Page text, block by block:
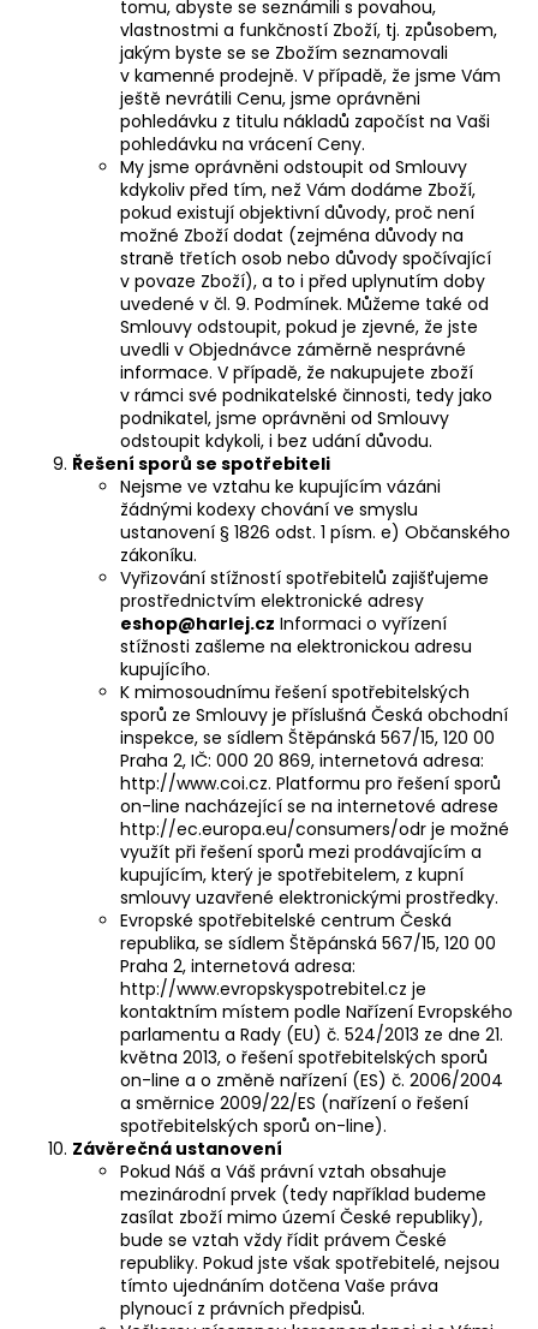
tomu, abyste se seznámili s povahou,
vlastnostmi a funkčností Zboží, tj. způsobem,
jakým byste se se Zbožím seznamovali
v kamenné prodejně. V případě, že jsme Vám
ještě nevrátili Cenu, jsme oprávněni
pohledávku z titulu nákladů započíst na Vaši
pohledávku na vrácení Ceny.
My jsme oprávněni odstoupit od Smlouvy
kdykoliv před tím, než Vám dodáme Zboží,
pokud existují objektivní důvody, proč není
možné Zboží dodat (zejména důvody na
straně třetích osob nebo důvody spočívající
v povaze Zboží), a to i před uplynutím doby
uvedené v čl. 9. Podmínek. Můžeme také od
Smlouvy odstoupit, pokud je zjevné, že jste
uvedli v Objednávce záměrně nesprávné
informace. V případě, že nakupujete zboží
v rámci své podnikatelské činnosti, tedy jako
podnikatel, jsme oprávněni od Smlouvy
odstoupit kdykoli, i bez udání důvodu.
Řešení sporů se spotřebiteli
Nejsme ve vztahu ke kupujícím vázáni
žádnými kodexy chování ve smyslu
ustanovení § 1826 odst. 1 písm. e) Občanského
zákoníku.
Vyřizování stížností spotřebitelů zajišťujeme
prostřednictvím elektronické adresy
eshop@harlej.cz Informaci o vyřízení
stížnosti zašleme na elektronickou adresu
kupujícího.
K mimosoudnímu řešení spotřebitelských
sporů ze Smlouvy je příslušná Česká obchodní
inspekce, se sídlem Štěpánská 567/15, 120 00
Praha 2, IČ: 000 20 869, internetová adresa:
http://www.coi.cz. Platformu pro řešení sporů
on-line nacházející se na internetové adrese
http://ec.europa.eu/consumers/odr je možné
využít při řešení sporů mezi prodávajícím a
kupujícím, který je spotřebitelem, z kupní
smlouvy uzavřené elektronickými prostředky.
Evropské spotřebitelské centrum Česká
republika, se sídlem Štěpánská 567/15, 120 00
Praha 2, internetová adresa:
http://www.evropskyspotrebitel.cz je
kontaktním místem podle Nařízení Evropského
parlamentu a Rady (EU) č. 524/2013 ze dne 21.
května 2013, o řešení spotřebitelských sporů
on-line a o změně nařízení (ES) č. 2006/2004
a směrnice 2009/22/ES (nařízení o řešení
spotřebitelských sporů on-line).
Závěrečná ustanovení
Pokud Náš a Váš právní vztah obsahuje
mezinárodní prvek (tedy například budeme
zasílat zboží mimo území České republiky),
bude se vztah vždy řídit právem České
republiky. Pokud jste však spotřebitelé, nejsou
tímto ujednáním dotčena Vaše práva
plynoucí z právních předpisů.